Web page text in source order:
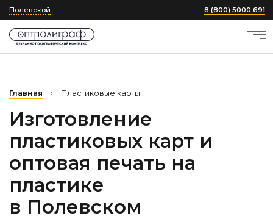
Полевской 8 (800) 5000 691
Главная › Пластиковые карты
Изготовление
пластиковых карт и
оптовая печать на
пластике
в Полевском